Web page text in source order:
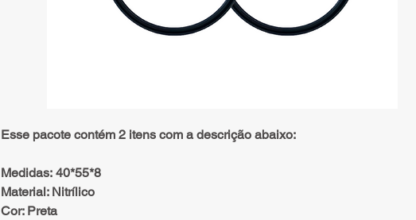
Esse pacote contém 2 itens com a descrição abaixo:
Medidas: 40*55*8
Material: Nitrílico
Cor: Preta